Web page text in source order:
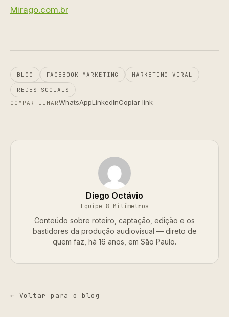
Mirago.com.br
BLOG FACEBOOK MARKETING MARKETING VIRAL
REDES SOCIAIS
COMPARTILHARWhatsAppLinkedInCopiar link
Diego Octávio
Equipe 8 Milímetros
Conteúdo sobre roteiro, captação, edição e os
bastidores da produção audiovisual — direto de
quem faz, há 16 anos, em São Paulo.
← Voltar para o blog